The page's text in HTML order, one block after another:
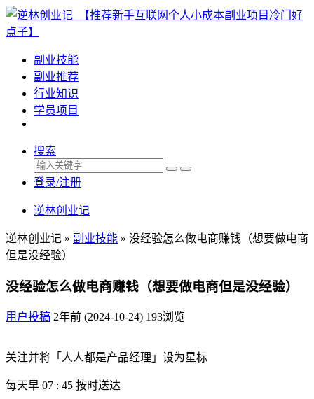
副业技能
副业推荐
行业知识
学员项目
搜索
登录/注册
逆林创业记
逆林创业记 » 副业技能 » 没经验怎么做电商赚钱（想要做电商
但是没经验）
没经验怎么做电商赚钱（想要做电商但是没经验）
用户投稿 2年前 (2024-10-24) 193浏览
关注并将「人人都是产品经理」设为星标
每天早 07 : 45 按时送达